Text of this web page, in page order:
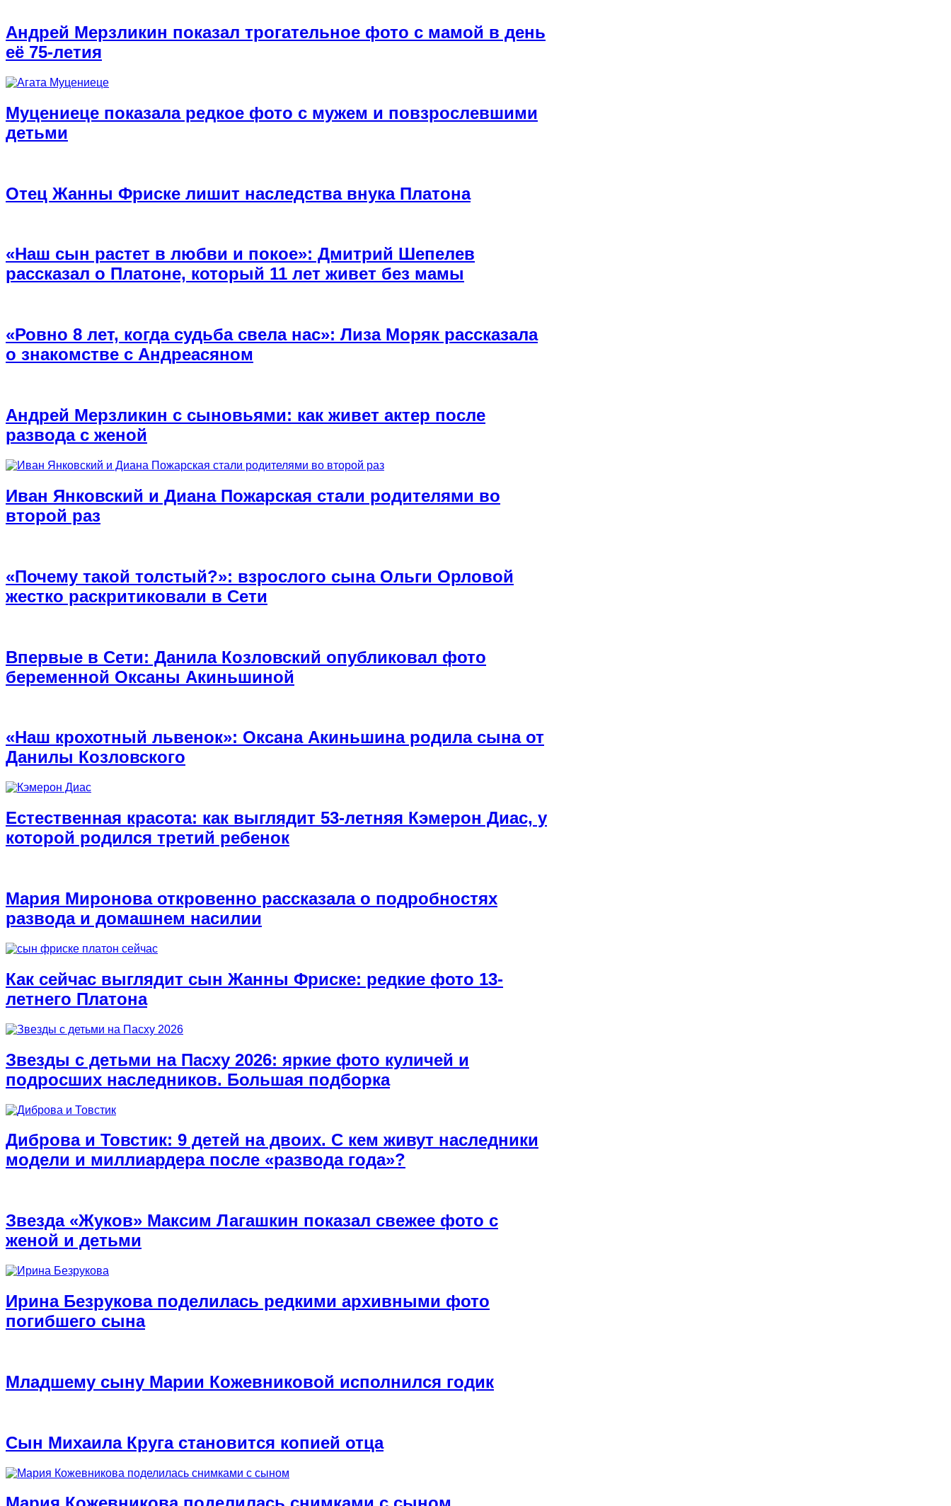
Андрей Мерзликин показал трогательное фото с мамой в день
её 75-летия
Муцениеце показала редкое фото с мужем и повзрослевшими
детьми
Отец Жанны Фриске лишит наследства внука Платона
«Наш сын растет в любви и покое»: Дмитрий Шепелев
рассказал о Платоне, который 11 лет живет без мамы
«Ровно 8 лет, когда судьба свела нас»: Лиза Моряк рассказала
о знакомстве с Андреасяном
Андрей Мерзликин с сыновьями: как живет актер после
развода с женой
Иван Янковский и Диана Пожарская стали родителями во
второй раз
«Почему такой толстый?»: взрослого сына Ольги Орловой
жестко раскритиковали в Сети
Впервые в Сети: Данила Козловский опубликовал фото
беременной Оксаны Акиньшиной
«Наш крохотный львенок»: Оксана Акиньшина родила сына от
Данилы Козловского
Естественная красота: как выглядит 53-летняя Кэмерон Диас, у
которой родился третий ребенок
Мария Миронова откровенно рассказала о подробностях
развода и домашнем насилии
Как сейчас выглядит сын Жанны Фриске: редкие фото 13-
летнего Платона
Звезды с детьми на Пасху 2026: яркие фото куличей и
подросших наследников. Большая подборка
Диброва и Товстик: 9 детей на двоих. С кем живут наследники
модели и миллиардера после «развода года»?
Звезда «Жуков» Максим Лагашкин показал свежее фото с
женой и детьми
Ирина Безрукова поделилась редкими архивными фото
погибшего сына
Младшему сыну Марии Кожевниковой исполнился годик
Сын Михаила Круга становится копией отца